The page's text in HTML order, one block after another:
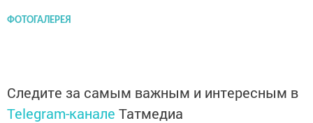
ФОТОГАЛЕРЕЯ
Следите за самым важным и интересным в
Telegram-канале Татмедиа